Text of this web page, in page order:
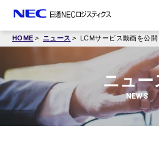
HOME ニュース LCMサービス動画を公開
ニュー
NEWS